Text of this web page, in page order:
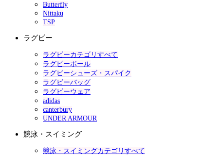
Butterfly
Nittaku
TSP
ラグビー
ラグビーカテゴリすべて
ラグビーボール
ラグビーシューズ・スパイク
ラグビーバッグ
ラグビーウェア
adidas
canterbury
UNDER ARMOUR
競泳・スイミング
競泳・スイミングカテゴリすべて